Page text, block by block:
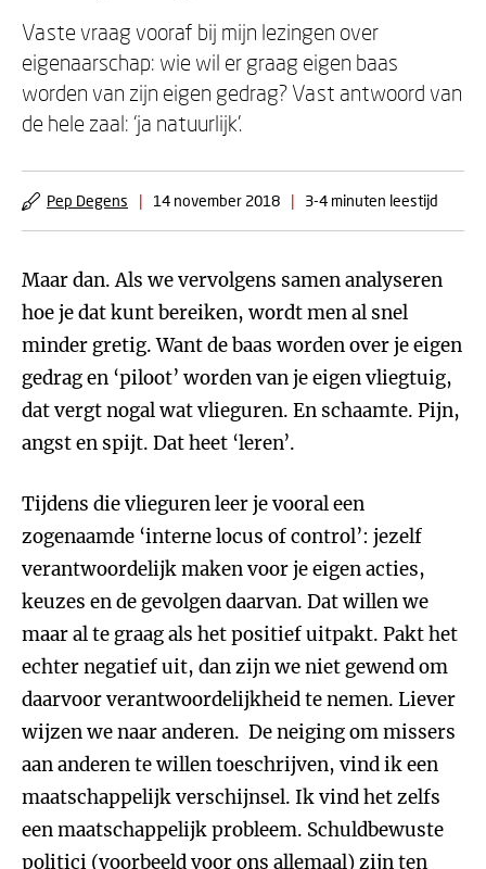
Vaste vraag vooraf bij mijn lezingen over
eigenaarschap: wie wil er graag eigen baas
worden van zijn eigen gedrag? Vast antwoord van
de hele zaal: ‘ja natuurlijk’.
Pep Degens | 14 november 2018 | 3-4 minuten leestijd
Maar dan. Als we vervolgens samen analyseren
hoe je dat kunt bereiken, wordt men al snel
minder gretig. Want de baas worden over je eigen
gedrag en ‘piloot’ worden van je eigen vliegtuig,
dat vergt nogal wat vlieguren. En schaamte. Pijn,
angst en spijt. Dat heet ‘leren’.
Tijdens die vlieguren leer je vooral een
zogenaamde ‘interne locus of control’: jezelf
verantwoordelijk maken voor je eigen acties,
keuzes en de gevolgen daarvan. Dat willen we
maar al te graag als het positief uitpakt. Pakt het
echter negatief uit, dan zijn we niet gewend om
daarvoor verantwoordelijkheid te nemen. Liever
wijzen we naar anderen. De neiging om missers
aan anderen te willen toeschrijven, vind ik een
maatschappelijk verschijnsel. Ik vind het zelfs
een maatschappelijk probleem. Schuldbewuste
politici (voorbeeld voor ons allemaal) zijn ten